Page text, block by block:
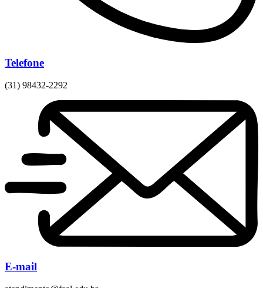
Telefone
(31) 98432-2292
E-mail